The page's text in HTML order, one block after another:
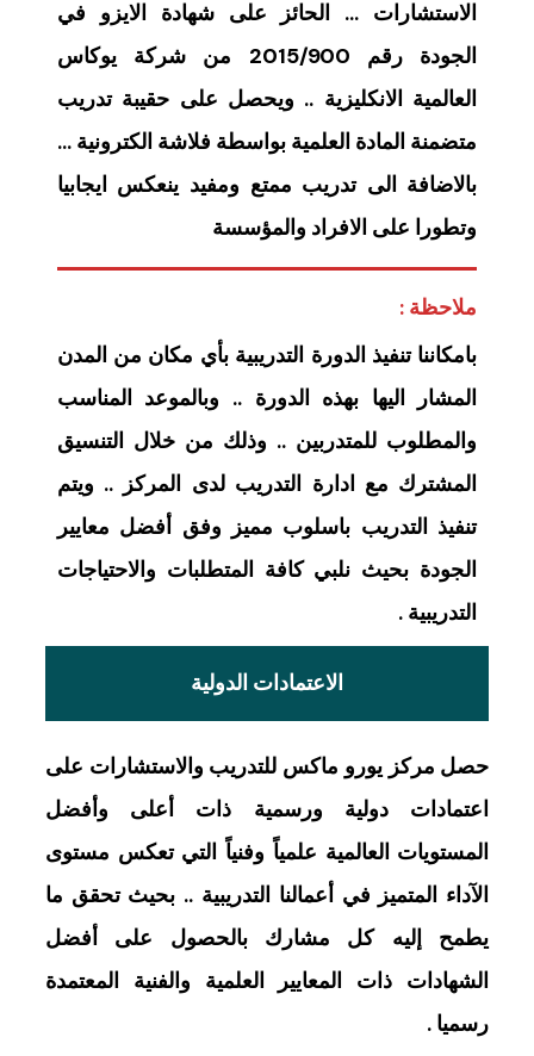
الاستشارات … الحائز على شهادة الايزو في
الجودة رقم 2015/900 من شركة يوكاس
العالمية الانكليزية .. ويحصل على حقيبة تدريب
متضمنة المادة العلمية بواسطة فلاشة الكترونية …
بالاضافة الى تدريب ممتع ومفيد ينعكس ايجابيا
وتطورا على الافراد والمؤسسة
ملاحظة :
بامكاننا تنفيذ الدورة التدريبية بأي مكان من المدن
المشار اليها بهذه الدورة .. وبالموعد المناسب
والمطلوب للمتدربين .. وذلك من خلال التنسيق
المشترك مع ادارة التدريب لدى المركز .. ويتم
تنفيذ التدريب باسلوب مميز وفق أفضل معايير
الجودة بحيث نلبي كافة المتطلبات والاحتياجات
التدريبية .
الاعتمادات الدولية
حصل مركز يورو ماكس للتدريب والاستشارات على
اعتمادات دولية ورسمية ذات أعلى وأفضل
المستويات العالمية علمياً وفنياً التي تعكس مستوى
الآداء المتميز في أعمالنا التدريبية .. بحيث تحقق ما
يطمح إليه كل مشارك بالحصول على أفضل
الشهادات ذات المعايير العلمية والفنية المعتمدة
رسميا .